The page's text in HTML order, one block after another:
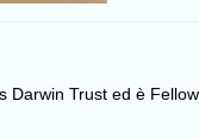
Trust ed è